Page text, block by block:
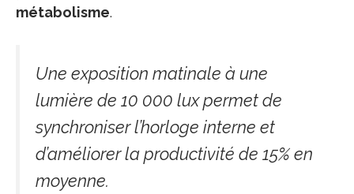
métabolisme.
Une exposition matinale à une
lumière de 10 000 lux permet de
synchroniser l’horloge interne et
d’améliorer la productivité de 15% en
moyenne.